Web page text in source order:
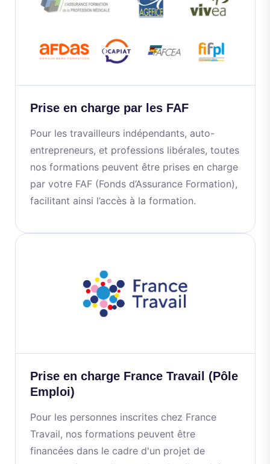
Prise en charge par les FAF
Pour les travailleurs indépendants, auto-
entrepreneurs, et professions libérales, toutes
nos formations peuvent être prises en charge
par votre FAF (Fonds d’Assurance Formation),
facilitant ainsi l’accès à la formation.
Prise en charge France Travail (Pôle
Emploi)
Pour les personnes inscrites chez France
Travail, nos formations peuvent être
financées dans le cadre d'un projet de